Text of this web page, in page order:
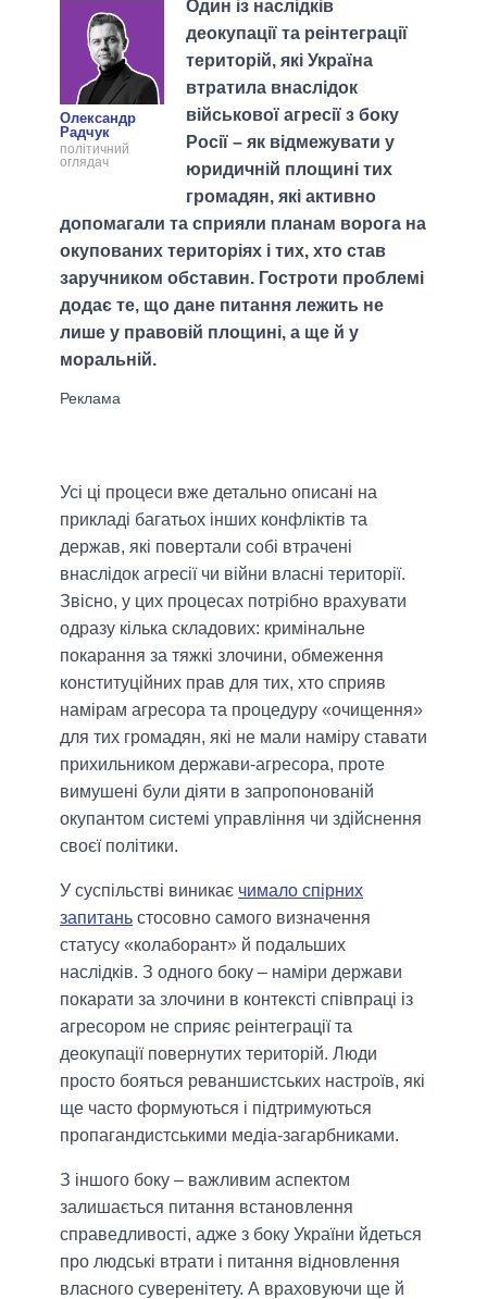
Олександр
Радчук
політичний
оглядач
Один із наслідків
деокупації та реінтеграції
територій, які Україна
втратила внаслідок
військової агресії з боку
Росії – як відмежувати у
юридичній площині тих
громадян, які активно
допомагали та сприяли планам ворога на
окупованих територіях і тих, хто став
заручником обставин. Гостроти проблемі
додає те, що дане питання лежить не
лише у правовій площині, а ще й у
моральній.
Усі ці процеси вже детально описані на
прикладі багатьох інших конфліктів та
держав, які повертали собі втрачені
внаслідок агресії чи війни власні території.
Звісно, у цих процесах потрібно врахувати
одразу кілька складових: кримінальне
покарання за тяжкі злочини, обмеження
конституційних прав для тих, хто сприяв
намірам агресора та процедуру «очищення»
для тих громадян, які не мали наміру ставати
прихильником держави-агресора, проте
вимушені були діяти в запропонованій
окупантом системі управління чи здійснення
своєї політики.
У суспільстві виникає чимало спірних
запитань стосовно самого визначення
статусу «колаборант» й подальших
наслідків. З одного боку – наміри держави
покарати за злочини в контексті співпраці із
агресором не сприяє реінтеграції та
деокупації повернутих територій. Люди
просто бояться реваншистських настроїв, які
ще часто формуються і підтримуються
пропагандистськими медіа-загарбниками.
З іншого боку – важливим аспектом
залишається питання встановлення
справедливості, адже з боку України йдеться
про людські втрати і питання відновлення
власного суверенітету. А враховуючи ще й